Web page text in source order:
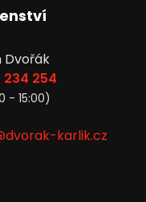
Dvořák
234 254
- 15:00)
karlik.cz